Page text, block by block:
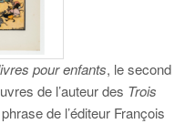
pour enfants, le second
de l’auteur des Trois
de l’éditeur François